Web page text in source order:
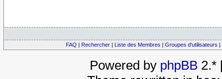
FAQ | Rechercher | Liste des Membres | Groupes d'utilisateurs |
Powered by phpBB 2.*